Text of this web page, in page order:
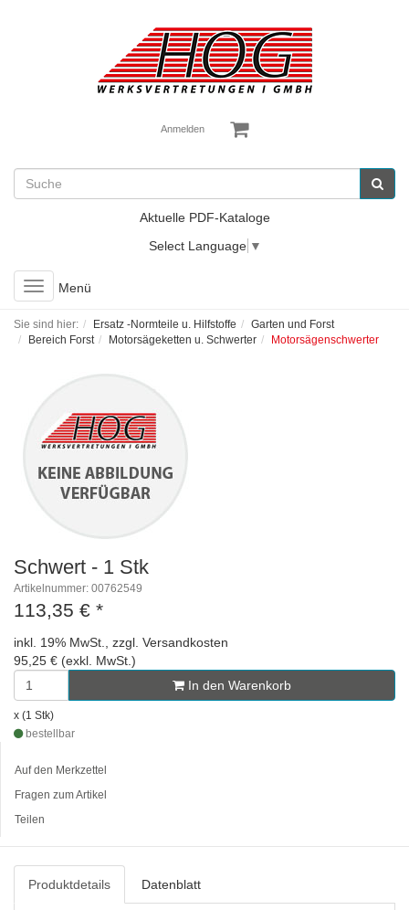
Anmelden
Aktuelle PDF-Kataloge
Select Language ▼
Toggle
navigation
Menü
Sie sind hier: Ersatz -Normteile u. Hilfstoffe
Garten und Forst
Bereich Forst
Motorsägeketten u. Schwerter Motorsägenschwerter
Schwert - 1 Stk
Artikelnummer: 00762549
113,35 € *
inkl. 19% MwSt., zzgl. Versandkosten
95,25 € (exkl. MwSt.)
In den Warenkorb
x (1 Stk)
bestellbar
Auf den Merkzettel
Fragen zum Artikel
Teilen
Produktdetails Datenblatt